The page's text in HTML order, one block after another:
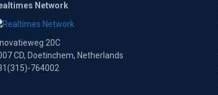
Network
20C
CD, Doetinchem, Netherlands
764002